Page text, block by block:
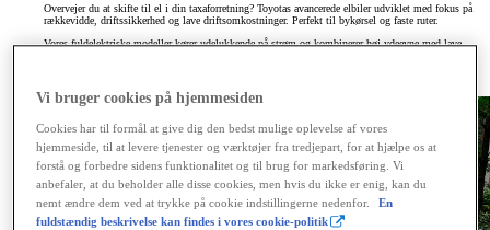
Overvejer du at skifte til el i din taxaforretning? Toyotas avancerede elbiler udviklet med fokus på
rækkevidde, driftssikkerhed og lave driftsomkostninger. Perfekt til bykørsel og faste ruter.
Vores fuldelektriske modeller kører udelukkende på strøm og kombinerer høj ydeevne med lave
El »
Vi bruger cookies på hjemmesiden
Cookies har til formål at give dig den bedst mulige oplevelse af vores
hjemmeside, til at levere tjenester og værktøjer fra tredjepart, for at hjælpe os at
forstå og forbedre sidens funktionalitet og til brug for markedsføring. Vi
anbefaler, at du beholder alle disse cookies, men hvis du ikke er enig, kan du
nemt ændre dem ved at trykke på cookie indstillingerne nedenfor.
En
fuldstændig beskrivelse kan findes i vores cookie-politik